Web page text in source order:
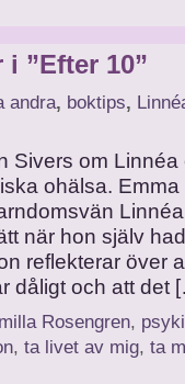
”Efter 10”
andra, boktips,
Sivers om Linnéa
ohälsa. Emma
när hon själv
reflekterar över
dåligt och att det
Rosengren,
, ta livet av mig, ta